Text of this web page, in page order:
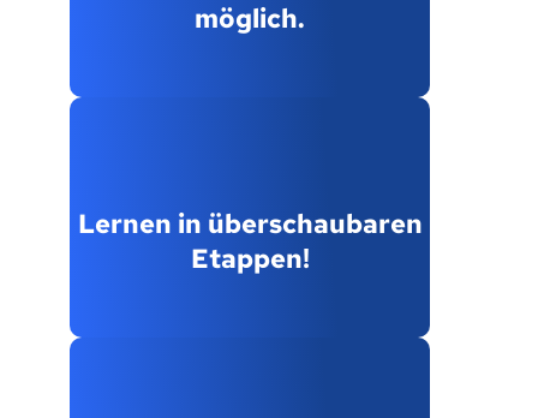
möglich.
Lernen in überschaubaren
Etappen!